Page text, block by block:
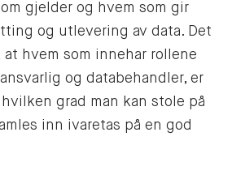
gjelder og hvem som gir
og utlevering av data. Det
hvem som innehar rollene
og databehandler, er
grad man kan stole på
inn ivaretas på en god